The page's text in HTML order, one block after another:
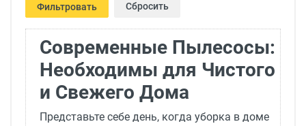
Фильтровать Сбросить
Современные Пылесосы:
Необходимы для Чистого
и Свежего Дома
Представьте себе день, когда уборка в доме